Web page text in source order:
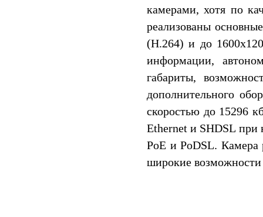
камерами, хотя по
реализованы
(H.264) и до
информации,
габариты,
дополнительного
скоростью до 15296
Ethernet и SHDSL при
PoE и PoDSL. Камера
широкие возможности